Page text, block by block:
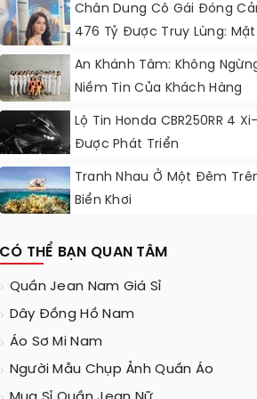
Chân Dung Cô Gái Đóng
476 Tỷ Được Truy Lùng: Mặt
Bụng “không Gợn Sóng”
An Khánh Tâm: Không
Niềm Tin Của Khách Hàng
Lộ Tin Honda CBR250RR 4
Được Phát Triển
Tranh Nhau Ở Một Đêm
Biển Khơi
THỂ BẠN QUAN TÂM
Quần Jean Nam Giá Sỉ
Dây Đồng Hồ Nam
Áo Sơ Mi Nam
Người Mẫu Chụp Ảnh Quần Áo